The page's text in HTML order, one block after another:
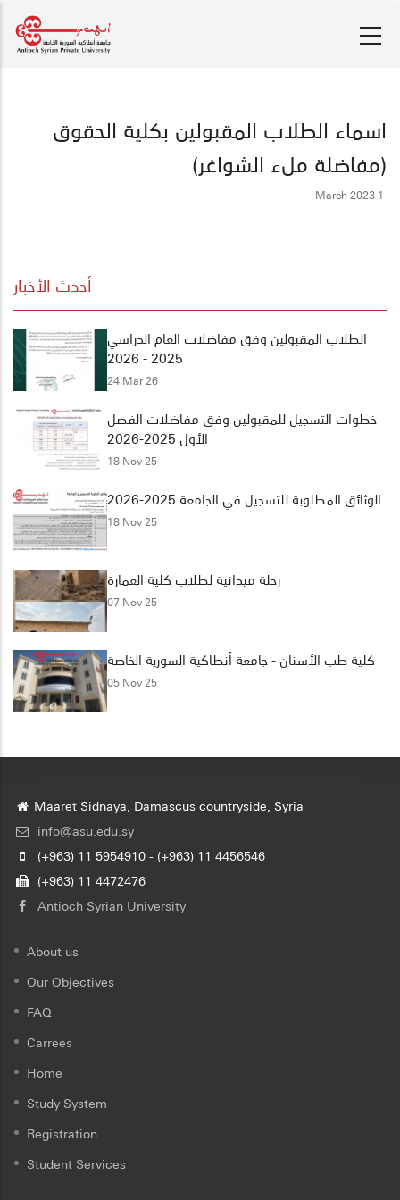
main
اسماء الطلاب المقبولين بكلية الحقوق
(مفاضلة ملء الشواغر)
1 March 2023
أحدث الأخبار
الطلاب المقبولين وفق مفاضلات العام الدراسي
2025 - 2026
24 Mar 26
خطوات التسجيل للمقبولين وفق مفاضلات الفصل
الأول 2025-2026
18 Nov 25
الوثائق المطلوبة للتسجيل في الجامعة 2025-2026
18 Nov 25
رحلة ميدانية لطلاب كلية العمارة
07 Nov 25
كلية طب الأسنان - جامعة أنطاكية السورية الخاصة
05 Nov 25
Maaret Sidnaya, Damascus countryside, Syria
info@asu.edu.sy
(+963) 11 5954910 - (+963) 11 4456546
(+963) 11 4472476
Antioch Syrian University
About us
Our Objectives
FAQ
Carrees
Home
Study System
Registration
Student Services